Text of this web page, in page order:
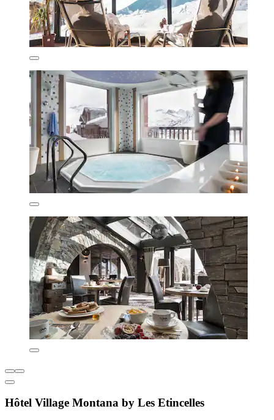
Hôtel Village Montana by Les Etincelles